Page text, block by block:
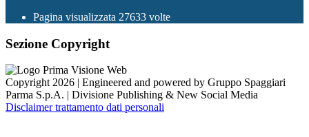
Pagina visualizzata 27633 volte
Sezione Copyright
Copyright 2026 | Engineered and powered by Gruppo Spaggiari
Parma S.p.A. | Divisione Publishing & New Social Media
Disclaimer trattamento dati personali